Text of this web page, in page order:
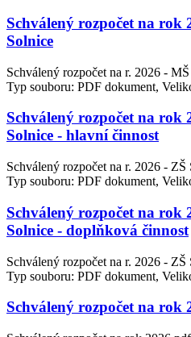
Schválený rozpočet na rok
Solnice
Schválený rozpočet na r. 2026 -
Typ souboru: PDF dokument,
Schválený rozpočet na rok
Solnice - hlavní činnost
Schválený rozpočet na r. 2026 -
Typ souboru: PDF dokument,
Schválený rozpočet na rok
Solnice - doplňková činnost
Schválený rozpočet na r. 2026 -
Typ souboru: PDF dokument,
Schválený rozpočet na rok